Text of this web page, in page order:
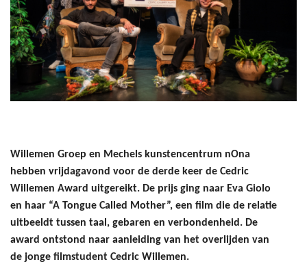
Willemen Groep en Mechels kunstencentrum nOna
hebben vrijdagavond voor de derde keer de Cedric
Willemen Award uitgereikt. De prijs ging naar Eva Giolo
en haar “A Tongue Called Mother”, een film die de relatie
uitbeeldt tussen taal, gebaren en verbondenheid. De
award ontstond naar aanleiding van het overlijden van
de jonge filmstudent Cedric Willemen.